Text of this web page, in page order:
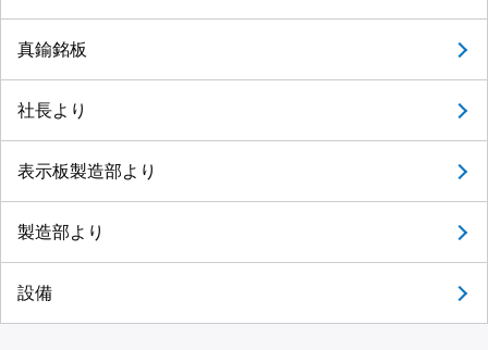
真鍮銘板
社長より
表示板製造部より
製造部より
設備